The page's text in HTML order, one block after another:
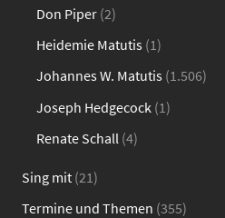
Don Piper (2)
Heidemie Matutis (1)
Johannes W. Matutis (1.506)
Joseph Hedgecock (1)
Renate Schall (4)
Sing mit (21)
Termine und Themen (355)